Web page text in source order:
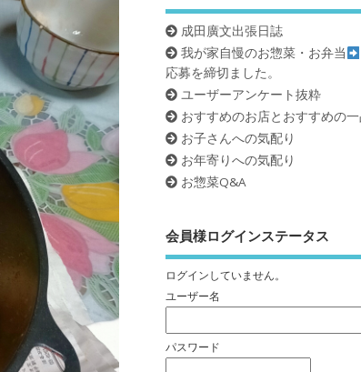
成田廣文出張日誌
我が家自慢のお惣菜・お弁当
応募を締切ました。
ユーザーアンケート抜粋
おすすめのお店とおすすめの
お子さんへの気配り
お年寄りへの気配り
お惣菜Q&A
会員様ログインステータス
ログインしていません。
ユーザー名
パスワード